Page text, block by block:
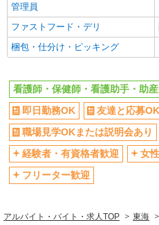
管理員
ファストフード・デリ
梱包・仕分け・ピッキング
看護師・保健師・看護助手・助
即日勤務OK
友達と応募OK
職場見学OKまたは説明会あり
経験者・有資格者歓迎
女
フリーター歓迎
アルバイト・バイト・求人TOP 東海